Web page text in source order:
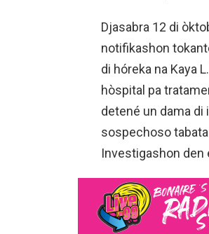
Djasabra 12 di
notifikashon
di hóreka na Kaya
hòspital pa
detené un dama di
sospechoso
Investigashon den